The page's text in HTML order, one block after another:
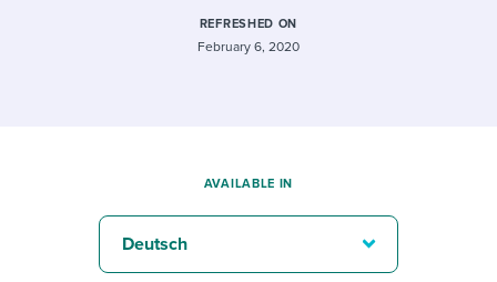
REFRESHED ON
February 6, 2020
AVAILABLE IN
Deutsch